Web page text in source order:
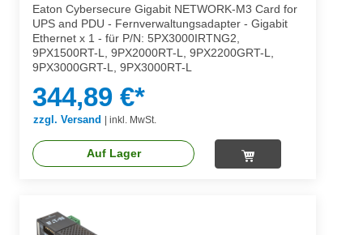
Eaton Cybersecure Gigabit NETWORK-M3 Card for
UPS and PDU - Fernverwaltungsadapter - Gigabit
Ethernet x 1 - für P/N: 5PX3000IRTNG2,
9PX1500RT-L, 9PX2000RT-L, 9PX2200GRT-L,
9PX3000GRT-L, 9PX3000RT-L
344,89 €*
zzgl. Versand | inkl. MwSt.
Auf Lager